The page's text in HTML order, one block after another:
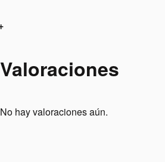
Valoraciones
No hay valoraciones aún.